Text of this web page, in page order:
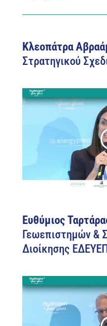
Κλεοπάτρα
Στρατηγικού
Ευθύμιος
Γεωεπιστημών &
Διοίκησης